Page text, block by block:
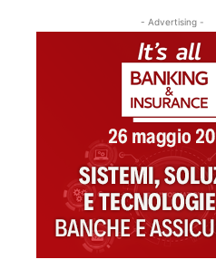
- Advertising -